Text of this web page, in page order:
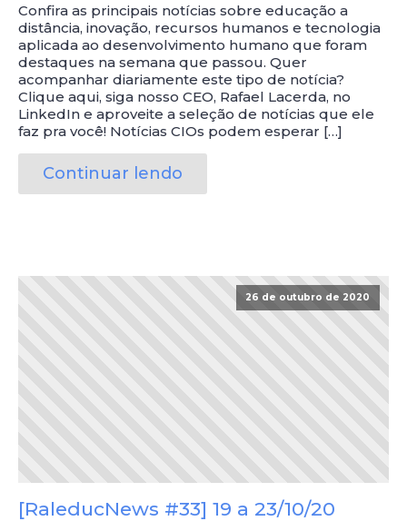
Confira as principais notícias sobre educação a
distância, inovação, recursos humanos e tecnologia
aplicada ao desenvolvimento humano que foram
destaques na semana que passou. Quer
acompanhar diariamente este tipo de notícia?
Clique aqui, siga nosso CEO, Rafael Lacerda, no
LinkedIn e aproveite a seleção de notícias que ele
faz pra você! Notícias CIOs podem esperar […]
Continuar lendo
26 de outubro de 2020
[RaleducNews #33] 19 a 23/10/20